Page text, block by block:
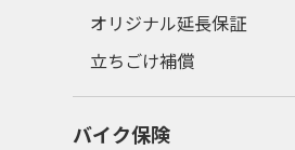
オリジナル延長保証
立ちごけ補償
バイク保険